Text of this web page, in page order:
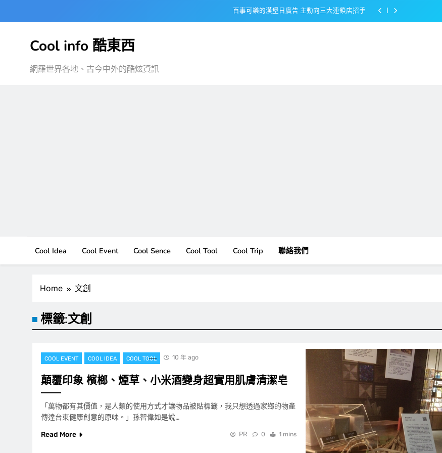
百事可樂的漢堡日廣告 主動向三大連鎖店招手
Cool info 酷東西
網羅世界各地、古今中外的酷炫資訊
Cool Idea Cool Event Cool Sence Cool Tool Cool Trip 聯絡我們
Home 文創
標籤:文創
COOL EVENT COOL IDEA COOL TOOL 10 年 ago
顛覆印象 檳榔、煙草、小米酒變身超實用肌膚清潔皂
「萬物都有其價值，是人類的使用方式才讓物品被貼標籤，我只想透過家鄉的物產
傳達台東健康創意的原味。」孫智偉如是說…
Read More
PR 0 1 mins